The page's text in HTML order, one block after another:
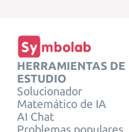
HERRAMIENTAS DE
ESTUDIO
Solucionador
Matemático de IA
AI Chat